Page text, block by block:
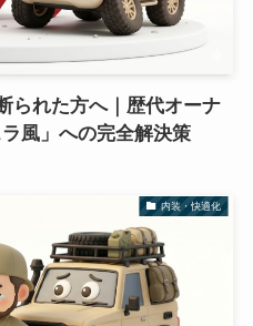
られた方へ｜歴代オーナ
風」への完全解決策
内装・快適化